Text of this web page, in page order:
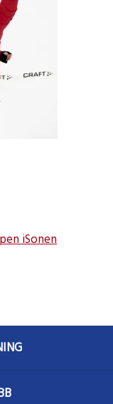
iSonen